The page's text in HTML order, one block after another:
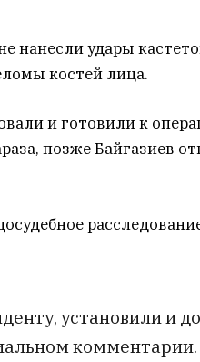
удары
костей лица.
и готовили к
позже Байгазиев
установили и
комментарии.